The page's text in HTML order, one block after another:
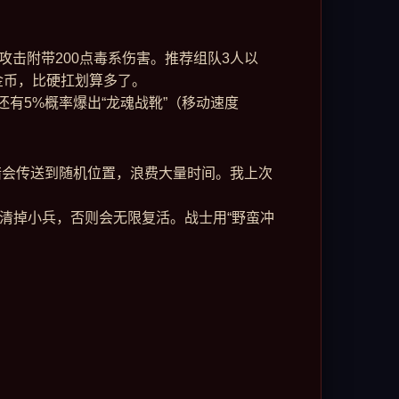
击附带200点毒系伤害。推荐组队3人以
，比硬扛划算多了。
有5%概率爆出“龙魂战靴”（移动速度
传送到随机位置，浪费大量时间。我上次
掉小兵，否则会无限复活。战士用“野蛮冲